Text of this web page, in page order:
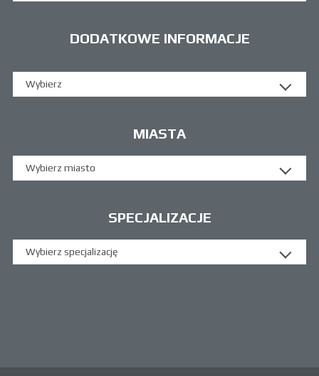
DODATKOWE INFORMACJE
Wybierz
MIASTA
Wybierz miasto
SPECJALIZACJE
Wybierz specjalizację